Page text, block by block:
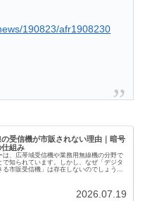
190823/afr1908230
受信機が市販されない理由｜暗号
組み
は、広帯域受信機や業務用無線機の分野で
で知られています。しかし、なぜ「デジタ
る市販受信機」は存在しないのでしょう
2026.07.19